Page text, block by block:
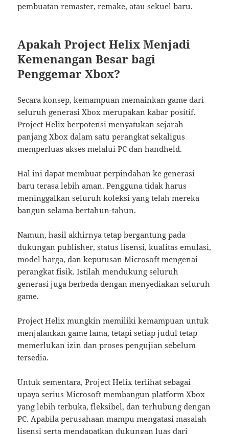
pembuatan remaster, remake, atau sekuel baru.
Apakah Project Helix Menjadi
Kemenangan Besar bagi
Penggemar Xbox?
Secara konsep, kemampuan memainkan game dari
seluruh generasi Xbox merupakan kabar positif.
Project Helix berpotensi menyatukan sejarah
panjang Xbox dalam satu perangkat sekaligus
memperluas akses melalui PC dan handheld.
Hal ini dapat membuat perpindahan ke generasi
baru terasa lebih aman. Pengguna tidak harus
meninggalkan seluruh koleksi yang telah mereka
bangun selama bertahun-tahun.
Namun, hasil akhirnya tetap bergantung pada
dukungan publisher, status lisensi, kualitas emulasi,
model harga, dan keputusan Microsoft mengenai
perangkat fisik. Istilah mendukung seluruh
generasi juga berbeda dengan menyediakan seluruh
game.
Project Helix mungkin memiliki kemampuan untuk
menjalankan game lama, tetapi setiap judul tetap
memerlukan izin dan proses pengujian sebelum
tersedia.
Untuk sementara, Project Helix terlihat sebagai
upaya serius Microsoft membangun platform Xbox
yang lebih terbuka, fleksibel, dan terhubung dengan
PC. Apabila perusahaan mampu mengatasi masalah
lisensi serta mendapatkan dukungan luas dari